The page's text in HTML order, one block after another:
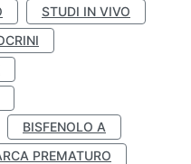
STUDI IN VIVO
BISFENOLO A
PREMATURO